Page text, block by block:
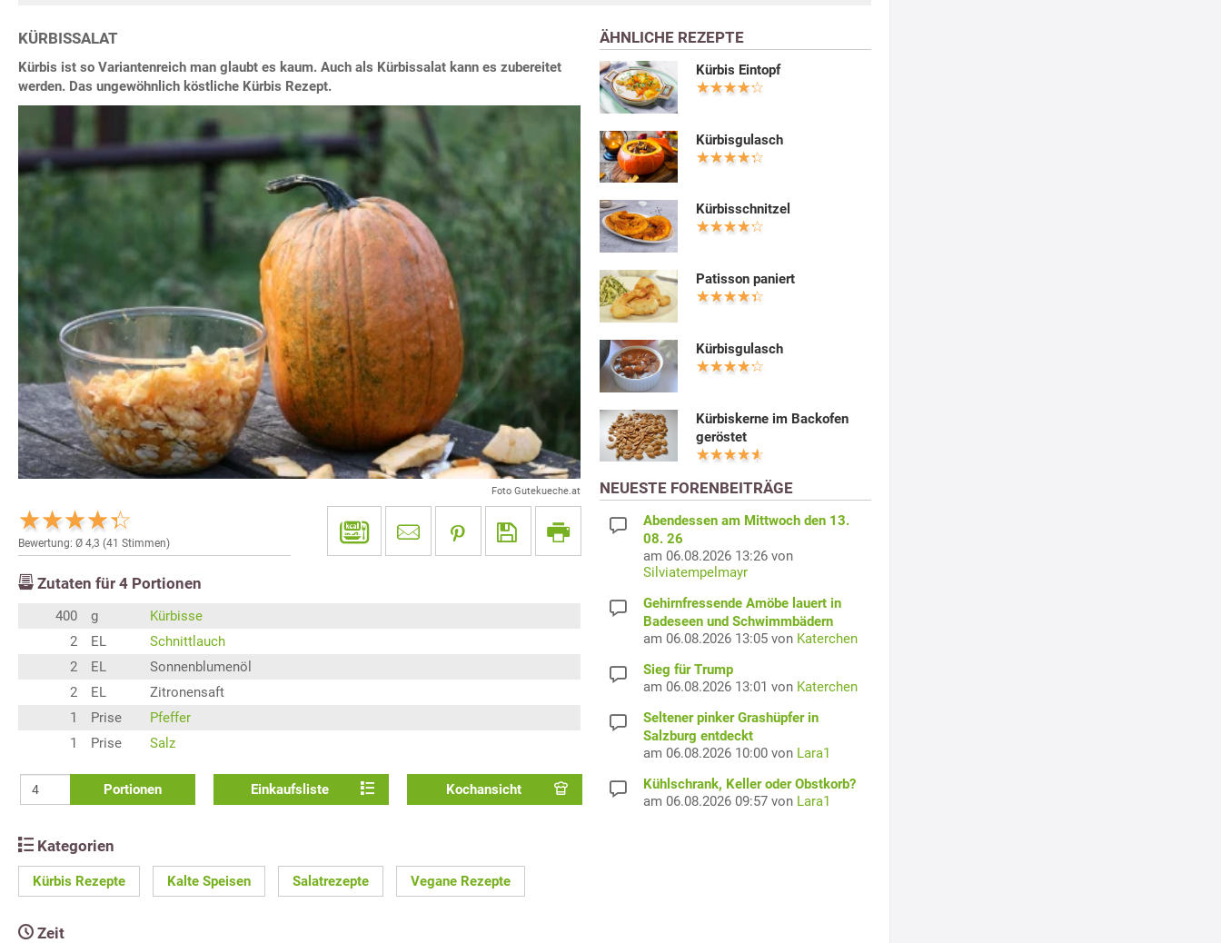
KÜRBISSALAT
Kürbis ist so Variantenreich man glaubt es kaum. Auch als Kürbissalat kann es zubereitet
werden. Das ungewöhnlich köstliche Kürbis Rezept.
Foto Gutekueche.at
Bewertung: Ø 4,3 (41 Stimmen)
Zutaten für 4 Portionen
400 g
Kürbisse
2
EL
Schnittlauch
2
EL
Sonnenblumenöl
2
EL
Zitronensaft
1
Prise
Pfeffer
1
Prise Salz
Portionen Einkaufsliste Kochansicht
Kategorien
Kürbis Rezepte Kalte Speisen Salatrezepte Vegane Rezepte
Zeit
ÄHNLICHE REZEPTE
Kürbis Eintopf
Kürbisgulasch
Kürbisschnitzel
Patisson paniert
Kürbisgulasch
Kürbiskerne im Backofen
geröstet
NEUESTE FORENBEITRÄGE
Abendessen am Mittwoch den 13.
08. 26
am 06.08.2026 13:26 von
Silviatempelmayr
Gehirnfressende Amöbe lauert in
Badeseen und Schwimmbädern
am 06.08.2026 13:05 von Katerchen
Sieg für Trump
am 06.08.2026 13:01 von Katerchen
Seltener pinker Grashüpfer in
Salzburg entdeckt
am 06.08.2026 10:00 von Lara1
Kühlschrank, Keller oder Obstkorb?
am 06.08.2026 09:57 von Lara1